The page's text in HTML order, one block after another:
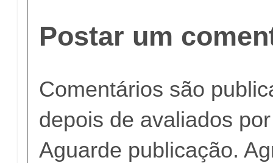
Postar um
Comentários são
depois de avaliados
Aguarde publicação.